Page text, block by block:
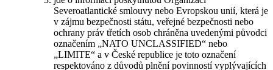
Severoatlantické smlouvy nebo Evropskou unií, která je
v zájmu bezpečnosti státu, veřejné bezpečnosti nebo
ochrany práv třetích osob chráněna uvedenými původci
označením „NATO UNCLASSIFIED“ nebo
„LIMITE“ a v České republice je toto označení
respektováno z důvodů plnění povinností vyplývajících